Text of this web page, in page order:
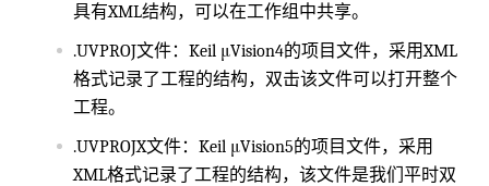
具有XML结构，可以在工作组中共享。
.UVPROJ文件：Keil μVision4的项目文件，采用XML
格式记录了工程的结构，双击该文件可以打开整个
工程。
.UVPROJX文件：Keil μVision5的项目文件，采用
XML格式记录了工程的结构，该文件是我们平时双